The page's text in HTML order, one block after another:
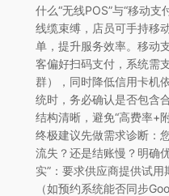
什么“无线POS”与“移动
线缆束缚，店员可手持移
单，提升服务效率。移动
客偏好扫码支付，系统需
群），同时降低信用卡机
统时，务必确认是否包含
结构清晰，避免“高费率+
终极建议先做需求诊断：
流失？还是结账慢？明确
实”：要求供应商提供试
（如预约系统能否同步